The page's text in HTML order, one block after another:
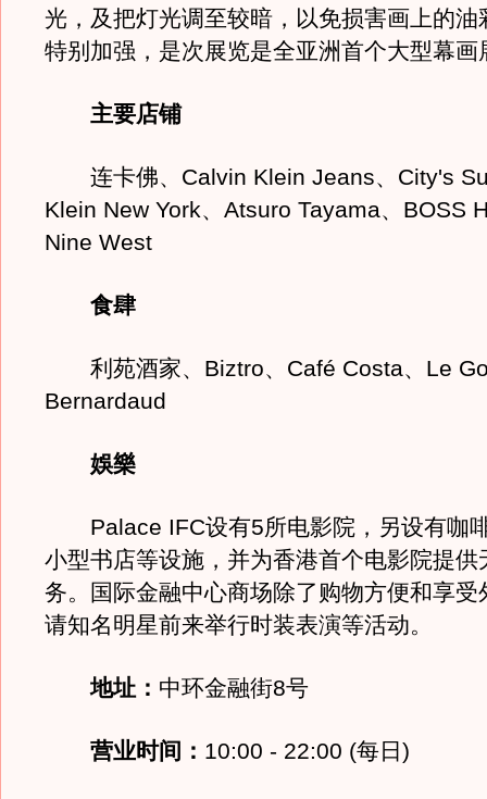
光，及把灯光调至较暗，以免损害画上的油
特别加强，是次展览是全亚洲首个大型幕画
主要店铺
连卡佛、Calvin Klein Jeans、City's
Klein New York、Atsuro Tayama、BOSS
Nine West
食肆
利苑酒家、Biztro、Café Costa、Le
Bernardaud
娛樂
Palace IFC设有5所电影院，另设有咖
小型书店等设施，并为香港首个电影院提供
务。国际金融中心商场除了购物方便和享受
请知名明星前来举行时装表演等活动。
地址： 中环金融街8号
营业时间： 10:00 - 22:00 (每日)